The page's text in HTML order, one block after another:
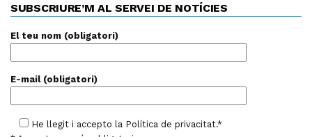
SUBSCRIURE’M AL SERVEI DE NOTÍCIES
El teu nom (obligatori)
E-mail (obligatori)
He llegit i accepto la Política de privacitat.*